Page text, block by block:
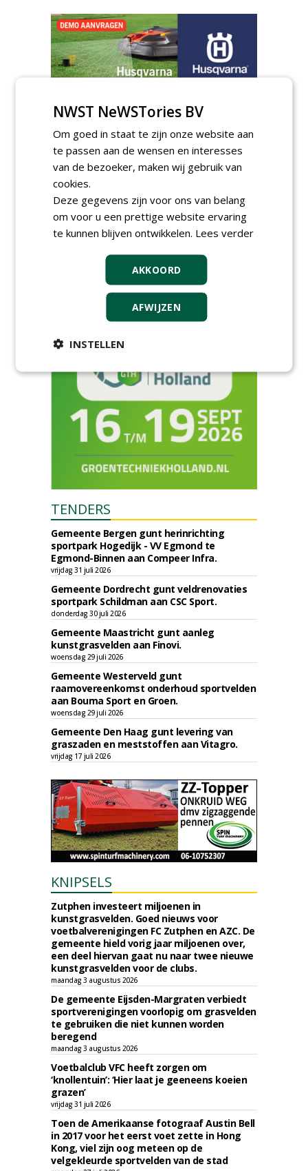
AGENDA
Klankbordsessies moeten
bijdragen aan uniform
aanbesteden van duurzame
kunstgrasvelden
t/m dinsdag 29 september 2026
Nationale Grasdag strijkt
neer in MAC³PARK Stadion
van PEC Zwolle
woensdag 18 november 2026
Save the Date: Green Gala op
woensdag 2 december
woensdag 2 december 2026
TENDERS
Gemeente Bergen gunt herinrichting
sportpark Hogedijk - VV Egmond te
Egmond-Binnen aan Compeer Infra.
vrijdag 31 juli 2026
Gemeente Dordrecht gunt veldrenovaties
sportpark Schildman aan CSC Sport.
donderdag 30 juli 2026
Gemeente Maastricht gunt aanleg
kunstgrasvelden aan Finovi.
woensdag 29 juli 2026
Gemeente Westerveld gunt
raamovereenkomst onderhoud sportvelden
aan Bouma Sport en Groen.
woensdag 29 juli 2026
Gemeente Den Haag gunt levering van
graszaden en meststoffen aan Vitagro.
vrijdag 17 juli 2026
KNIPSELS
Zutphen investeert miljoenen in
kunstgrasvelden. Goed nieuws voor
voetbalverenigingen FC Zutphen en AZC. De
gemeente hield vorig jaar miljoenen over,
een deel hiervan gaat nu naar twee nieuwe
kunstgrasvelden voor de clubs.
maandag 3 augustus 2026
De gemeente Eijsden-Margraten verbiedt
sportverenigingen voorlopig om grasvelden
te gebruiken die niet kunnen worden
beregend
maandag 3 augustus 2026
Voetbalclub VFC heeft zorgen om
‘knollentuin’: ‘Hier laat je geeneens koeien
grazen’
vrijdag 31 juli 2026
Toen de Amerikaanse fotograaf Austin Bell
in 2017 voor het eerst voet zette in Hong
Kong, viel zijn oog meteen op de
velgekleurde sportvelden van de stad
NWST NeWSTories BV
Om goed in staat te zijn onze website aan
te passen aan de wensen en interesses
van de bezoeker, maken wij gebruik van
cookies.
Deze gegevens zijn voor ons van belang
om voor u een prettige website ervaring
te kunnen blijven ontwikkelen. Lees verder
AKKOORD
AFWIJZEN
INSTELLEN